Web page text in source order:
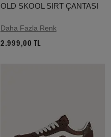
OLD SKOOL SIRT ÇANTASI
Daha Fazla Renk
2.999,00 TL